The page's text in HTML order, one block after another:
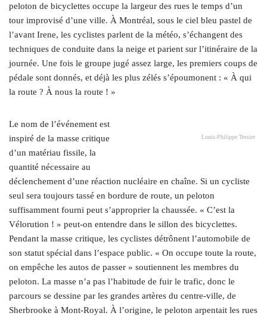
peloton de bicyclettes occupe la largeur des rues le temps d’un
tour improvisé d’une ville. À Montréal, sous le ciel bleu pastel de
l’avant Irene, les cyclistes parlent de la météo, s’échangent des
techniques de conduite dans la neige et parient sur l’itinéraire de la
journée. Une fois le groupe jugé assez large, les premiers coups de
pédale sont donnés, et déjà les plus zélés s’époumonent : « À qui
la route ? À nous la route ! »
Louis-Philippe Tessier
Le nom de l’événement est
inspiré de la masse critique
d’un matériau fissile, la
quantité nécessaire au
déclenchement d’une réaction nucléaire en chaîne. Si un cycliste
seul sera toujours tassé en bordure de route, un peloton
suffisamment fourni peut s’approprier la chaussée. « C’est la
Vélorution ! » peut-on entendre dans le sillon des bicyclettes.
Pendant la masse critique, les cyclistes détrônent l’automobile de
son statut spécial dans l’espace public. « On occupe toute la route,
on empêche les autos de passer » soutiennent les membres du
peloton. La masse n’a pas l’habitude de fuir le trafic, donc le
parcours se dessine par les grandes artères du centre-ville, de
Sherbrooke à Mont-Royal. À l’origine, le peloton arpentait les rues